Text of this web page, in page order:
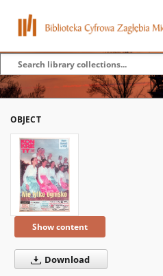
OBJECT
Show content
Download